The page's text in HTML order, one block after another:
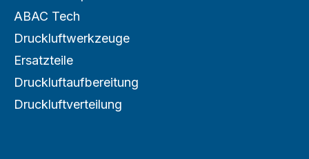
ABAC Tech
Druckluftwerkzeuge
Ersatzteile
Druckluftaufbereitung
Druckluftverteilung